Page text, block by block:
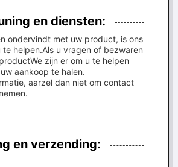
en diensten:
ondervindt met uw product, is ons
te helpen.Als u vragen of bezwaren
zijn er om u te helpen
aankoop te halen.
aarzel dan niet om contact
en verzending: